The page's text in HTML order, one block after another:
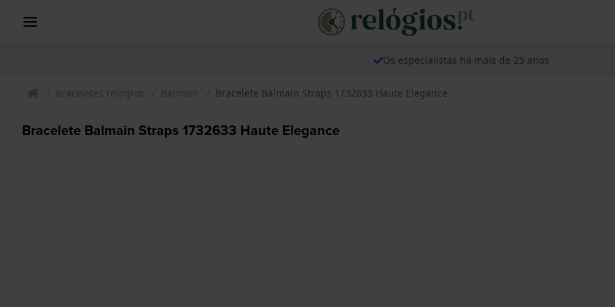
Os especialistas há mais de 25 anos
Braceletes relogios Balmain Bracelete Balmain Straps 1732633 Haute Elegance
Bracelete Balmain Straps 1732633 Haute Elegance